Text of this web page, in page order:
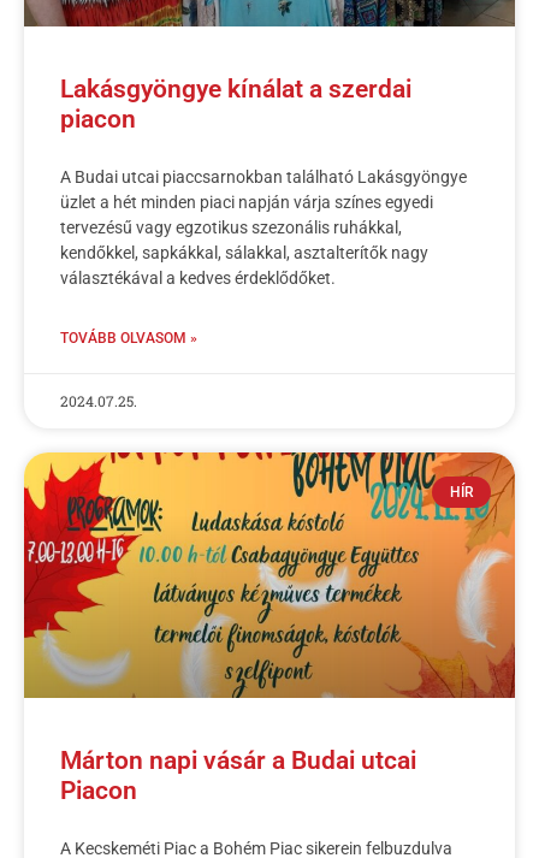
Lakásgyöngye kínálat a szerdai
piacon
A Budai utcai piaccsarnokban található Lakásgyöngye
üzlet a hét minden piaci napján várja színes egyedi
tervezésű vagy egzotikus szezonális ruhákkal,
kendőkkel, sapkákkal, sálakkal, asztalterítők nagy
választékával a kedves érdeklődőket.
TOVÁBB OLVASOM »
2024.07.25.
HÍR
Márton napi vásár a Budai utcai
Piacon
A Kecskeméti Piac a Bohém Piac sikerein felbuzdulva